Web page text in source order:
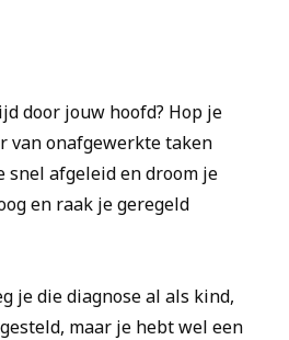
door jouw hoofd? Hop je
van onafgewerkte taken
snel afgeleid en droom je
en raak je geregeld
je die diagnose al als kind,
maar je hebt wel een